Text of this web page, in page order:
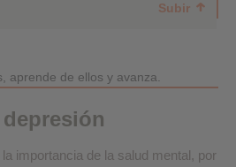
Subir
importancia de la salud mental, por